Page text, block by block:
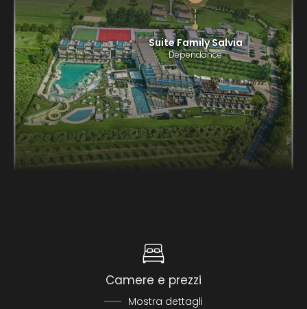
Suite Family Salvia
Dépendance
Camere e prezzi
Mostra dettagli